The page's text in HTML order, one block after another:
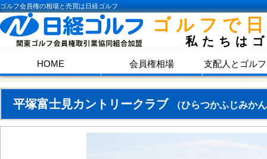
ゴルフ会員権の相場と売買は日経ゴルフ
ゴルフで
私たちは
HOME 会員権相場 支配人とゴル
平塚富士見カントリークラブ （ひらつかふじみか